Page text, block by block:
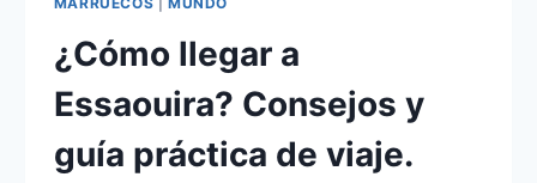
¿Cómo llegar a
Essaouira? Consejos y
guía práctica de viaje.